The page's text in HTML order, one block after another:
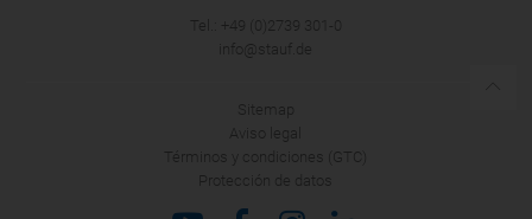
Tel.: +49 (0)2739 301-0
info@stauf.de
Sitemap
Aviso legal
Términos y condiciones (GTC)
Protección de datos